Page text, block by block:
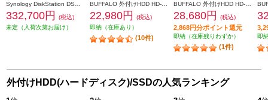
332,700円
(税込)
未定（入荷次第お届け）
22,980円
(税込)
即納（在庫あり）
(10件)
28,680円 (税込)
2,868円分ポイント還元
即納（在庫残りわずか）
(1件)
即
外付けHDD(ハードディスク)/SSDの人気ランキング